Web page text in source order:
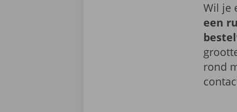
Wil je
een
rond